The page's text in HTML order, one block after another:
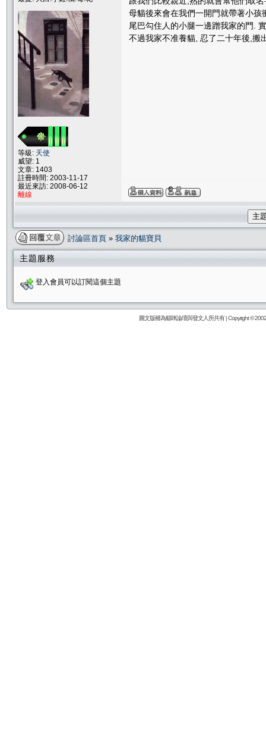
等級: 天使
威望: 1
文章: 1403
註冊時間: 2003-11-17
最近來訪: 2008-06-12
離線
母貓後來會在我們一開門就帶著小孩
尾巴勾住人的小腿一邊蹭我家的門.
不過我家不准養貓, 忍了二十年後,搬
主
討論區首頁 » 我家的貓寶貝
主題服務
登入會員可以訂閱這個主題
圖文版權為貓咪論壇與發文人所共有 | Copyright ©